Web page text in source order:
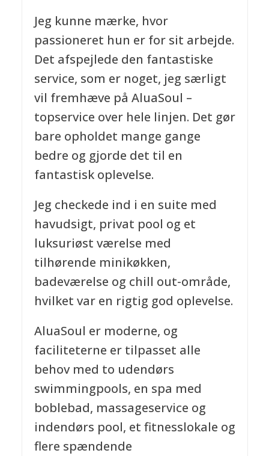
Jeg kunne mærke, hvor
passioneret hun er for sit arbejde.
Det afspejlede den fantastiske
service, som er noget, jeg særligt
vil fremhæve på AluaSoul –
topservice over hele linjen. Det gør
bare opholdet mange gange
bedre og gjorde det til en
fantastisk oplevelse.
Jeg checkede ind i en suite med
havudsigt, privat pool og et
luksuriøst værelse med
tilhørende minikøkken,
badeværelse og chill out-område,
hvilket var en rigtig god oplevelse.
AluaSoul er moderne, og
faciliteterne er tilpasset alle
behov med to udendørs
swimmingpools, en spa med
boblebad, massageservice og
indendørs pool, et fitnesslokale og
flere spændende